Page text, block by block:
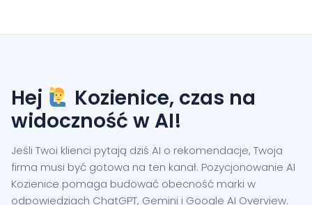
Hej
Kozienice, czas na
widoczność w AI!
Jeśli Twoi klienci pytają dziś AI o rekomendacje, Twoja
firma musi być gotowa na ten kanał. Pozycjonowanie AI
Kozienice pomaga budować obecność marki w
odpowiedziach ChatGPT, Gemini i Google AI Overview.